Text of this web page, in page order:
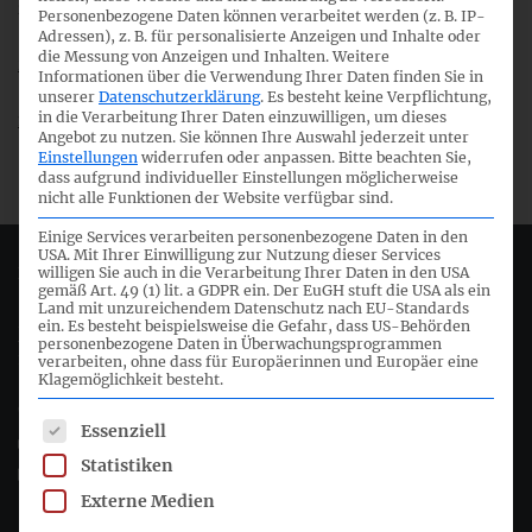
zum Download bereit.
25. Sitzung des Gemeinsamen Fachausschusses
107. Sitzung des IFRS-Fachausschusses
Deutsches Rechnungslegungs Standards Committee e.V.
Joachimsthaler Str. 34
10719 Berlin
+49 (0)30 20 64 12 - 0
+49 (0)30 20 64 12 - 15
info@drsc.de
Personenbezogene Daten können verarbeitet werden (z. B. IP-
Adressen), z. B. für personalisierte Anzeigen und Inhalte oder
die Messung von Anzeigen und Inhalten. Weitere
Informationen über die Verwendung Ihrer Daten finden Sie in
unserer Datenschutzerklärung. Es besteht keine Verpflichtung,
in die Verarbeitung Ihrer Daten einzuwilligen, um dieses
Angebot zu nutzen. Sie können Ihre Auswahl jederzeit unter
Einstellungen widerrufen oder anpassen. Bitte beachten Sie,
dass aufgrund individueller Einstellungen möglicherweise
nicht alle Funktionen der Website verfügbar sind.
Einige Services verarbeiten personenbezogene Daten in den
USA. Mit Ihrer Einwilligung zur Nutzung dieser Services
willigen Sie auch in die Verarbeitung Ihrer Daten in den USA
gemäß Art. 49 (1) lit. a GDPR ein. Der EuGH stuft die USA als ein
Land mit unzureichendem Datenschutz nach EU-Standards
ein. Es besteht beispielsweise die Gefahr, dass US-Behörden
personenbezogene Daten in Überwachungsprogrammen
verarbeiten, ohne dass für Europäerinnen und Europäer eine
Klagemöglichkeit besteht.
Es folgt eine Liste der Service-Gruppen, für die eine
Essenziell
Statistiken
Externe Medien